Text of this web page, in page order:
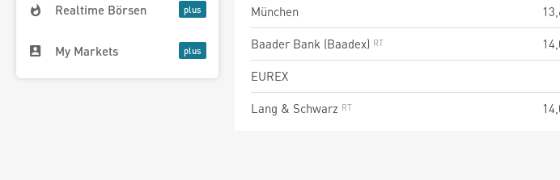
Realtime Börsen
My Markets
München
Baader Bank (Baadex)
EUREX
Lang & Schwarz